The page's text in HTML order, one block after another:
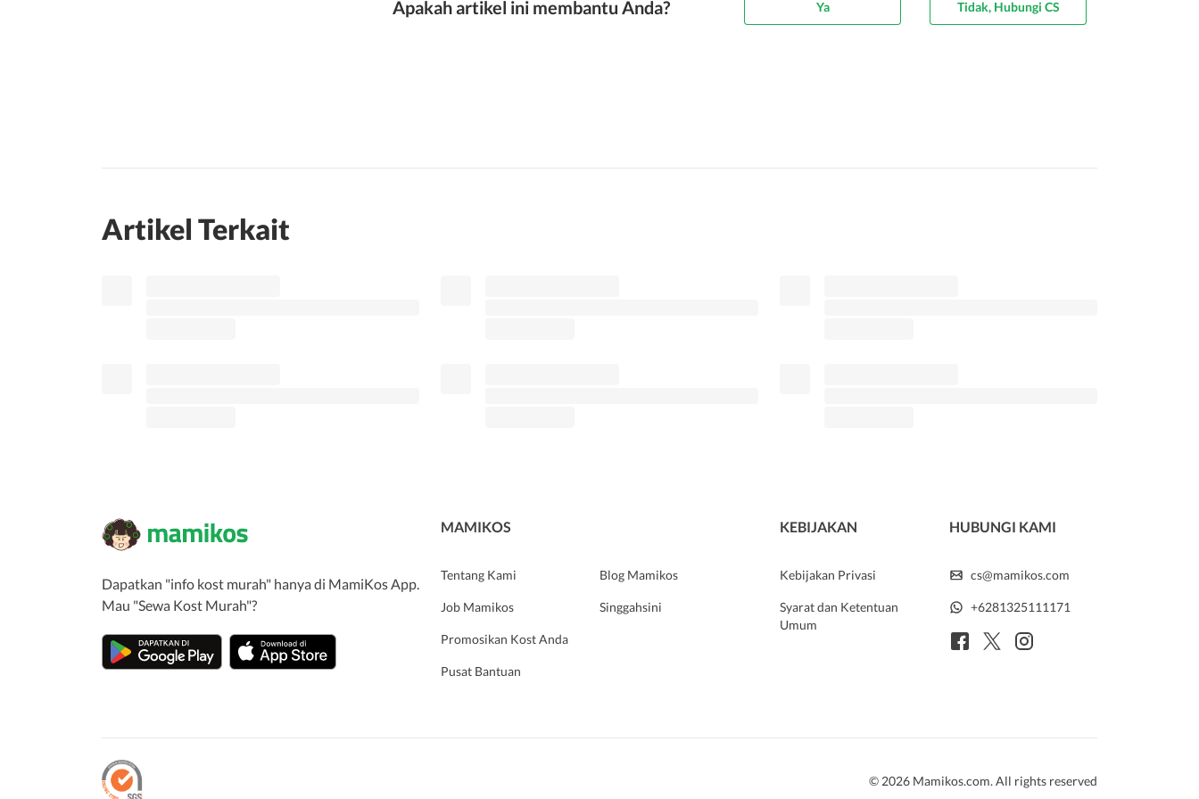
Apakah artikel ini membantu Anda? Ya Tidak, Hubungi CS
Artikel Terkait
Dapatkan "info kost murah" hanya di MamiKos App.
Mau "Sewa Kost Murah"?
MAMIKOS
Tentang Kami
Job Mamikos
Promosikan Kost Anda
Pusat Bantuan
Blog Mamikos
Singgahsini
KEBIJAKAN
Kebijakan Privasi
Syarat dan Ketentuan
Umum
HUBUNGI KAMI
cs@mamikos.com
+6281325111171
© 2026 Mamikos.com. All rights reserved